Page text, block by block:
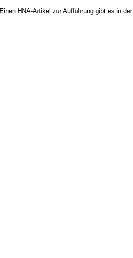
Einen HNA-Artikel zur Aufführung gibt es in der